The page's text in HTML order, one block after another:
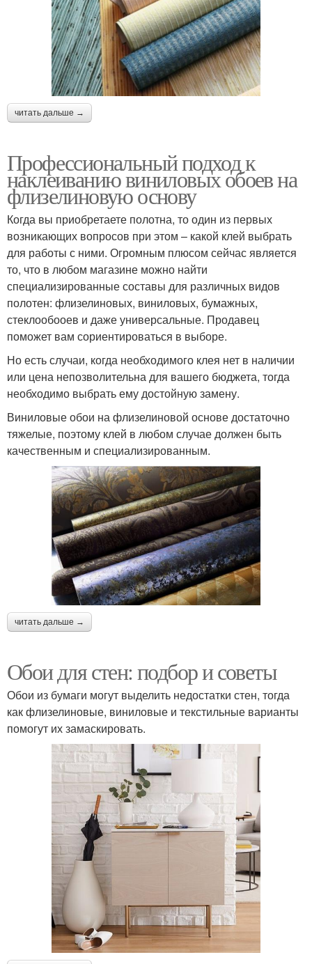
читать дальше →
Профессиональный подход к
наклеиванию виниловых обоев на
флизелиновую основу
Когда вы приобретаете полотна, то один из первых
возникающих вопросов при этом – какой клей выбрать
для работы с ними. Огромным плюсом сейчас является
то, что в любом магазине можно найти
специализированные составы для различных видов
полотен: флизелиновых, виниловых, бумажных,
стеклообооев и даже универсальные. Продавец
поможет вам сориентироваться в выборе.
Но есть случаи, когда необходимого клея нет в наличии
или цена непозволительна для вашего бюджета, тогда
необходимо выбрать ему достойную замену.
Виниловые обои на флизелиновой основе достаточно
тяжелые, поэтому клей в любом случае должен быть
качественным и специализированным.
читать дальше →
Обои для стен: подбор и советы
Обои из бумаги могут выделить недостатки стен, тогда
как флизелиновые, виниловые и текстильные варианты
помогут их замаскировать.